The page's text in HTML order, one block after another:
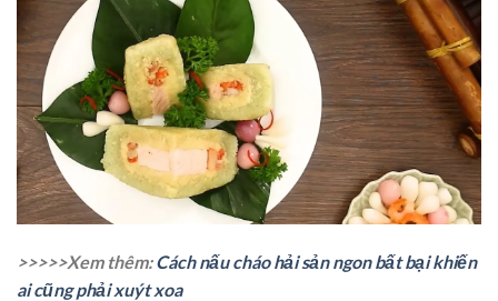
>>>>>Xem thêm:Cách nấu cháo hải sản ngon bất bại khiến
ai cũng phải xuýt xoa